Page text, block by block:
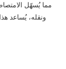
مما يُسهّل
ونقله، يُساعد